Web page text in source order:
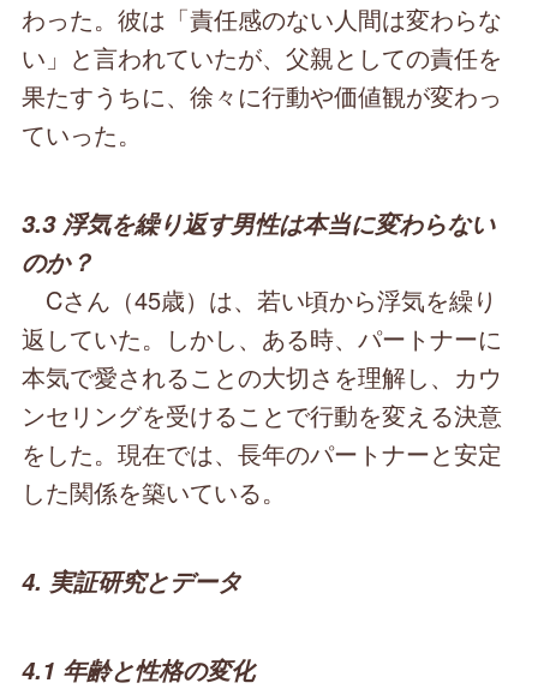
わった。彼は「責任感のない人間は変わらな
い」と言われていたが、父親としての責任を
果たすうちに、徐々に行動や価値観が変わっ
ていった。
3.3 浮気を繰り返す男性は本当に変わらない
のか？
Cさん（45歳）は、若い頃から浮気を繰り
返していた。しかし、ある時、パートナーに
本気で愛されることの大切さを理解し、カウ
ンセリングを受けることで行動を変える決意
をした。現在では、長年のパートナーと安定
した関係を築いている。
4. 実証研究とデータ
4.1 年齢と性格の変化